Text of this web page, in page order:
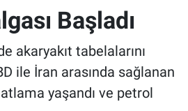
Başladı
akaryakıt tabelalarını
ile İran arasında sağlanan
yaşandı ve petrol